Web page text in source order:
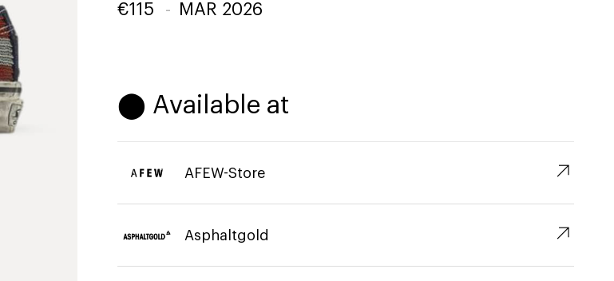
€115 - MAR 2026
⬤ Available at
AFEW-Store ↗︎
Asphaltgold ↗︎